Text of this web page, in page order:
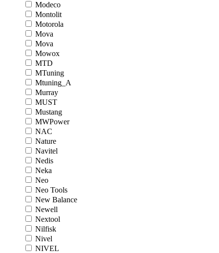
Modeco
Montolit
Motorola
Mova
Mova
Mowox
MTD
MTuning
Mtuning_A
Murray
MUST
Mustang
MWPower
NAC
Nature
Navitel
Nedis
Neka
Neo
Neo Tools
New Balance
Newell
Nextool
Nilfisk
Nivel
NIVEL